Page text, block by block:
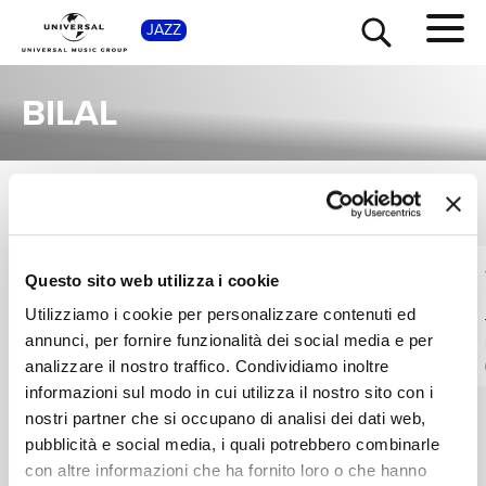
Questo sito web utilizza i cookie
Utilizziamo i cookie per personalizzare contenuti ed
annunci, per fornire funzionalità dei social media e per
analizzare il nostro traffico. Condividiamo inoltre
informazioni sul modo in cui utilizza il nostro sito con i
nostri partner che si occupano di analisi dei dati web,
pubblicità e social media, i quali potrebbero combinarle
con altre informazioni che ha fornito loro o che hanno
JAZZ
BILAL
VEDI TUTTI
MARCUS
STRICKLAND TWI-
LIFE, BILAL,
PHAROAHE MONCH
On My Mind
REMIX
Digitale
PHILIP BAILEY, BILAL
We're A Winner
RADIO EDIT
Digitale
SHOP
TOUR
NEWS
RICERCA
CHI SIAMO
CONTATTI